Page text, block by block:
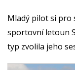
Mladý pilot si pro
sportovní letoun
typ zvolila jeho